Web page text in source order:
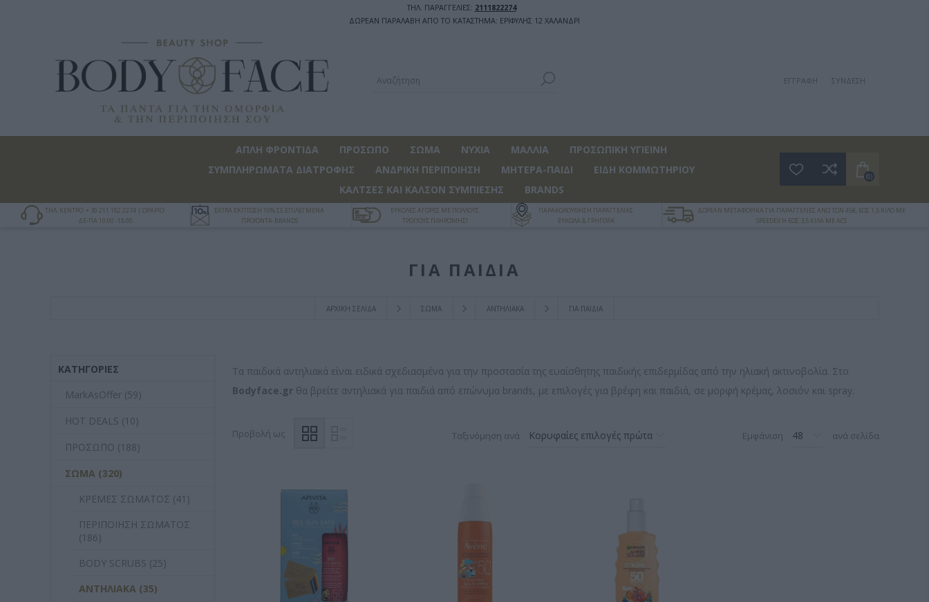
ΤΗΛ. ΠΑΡΑΓΓΕΛΙΕΣ: 2111822274
ΔΩΡΕΑΝ ΠΑΡΑΛΑΒΗ ΑΠΟ ΤΟ ΚΑΤΑΣΤΗΜΑ: ΕΡΙΦΥΛΗΣ 12 ΧΑΛΑΝΔΡΙ
ΕΓΓΡΑΦΉ ΣΎΝΔΕΣΗ
ΑΠΛΗ ΦΡΟΝΤΙΔΑ ΠΡΟΣΩΠΟ ΣΩΜΑ ΝΥΧΙΑ ΜΑΛΛΙΑ
ΠΡΟΣΩΠΙΚΗ ΥΓΙΕΙΝΗ
ΣΥΜΠΛΗΡΩΜΑΤΑ ΔΙΑΤΡΟΦΗΣ
ΑΝΔΡΙΚΗ ΠΕΡΙΠΟΙΗΣΗ ΜΗΤΕΡΑ-ΠΑΙΔΙ
ΕΙΔΗ ΚΟΜΜΩΤΗΡΙΟΥ
ΚΑΛΤΣΕΣ ΚΑΙ ΚΑΛΣΟΝ ΣΥΜΠΙΕΣΗΣ
BRANDS
(0)
ΤΗΛ. ΚΕΝΤΡΟ: + 30 211 182 2274 | ΩΡΑΡΙΟ:
ΔΕ-ΠΑ 10:00 -18:00
EXTRA ΕΚΠΤΩΣΗ 10% ΣΕ ΕΠΙΛΕΓΜΕΝΑ
ΠΡΟΪΟΝΤΑ-BRANDS
ΕΥΚΟΛΕΣ ΑΓΟΡΕΣ ΜΕ ΠΟΛΛΟΥΣ
ΤΡΟΠΟΥΣ ΠΛΗΡΩΜΗΣ!
ΠΑΡΑΚΟΛΟΥΘΗΣΗ ΠΑΡΑΓΓΕΛΙΑΣ
ΕΥΚΟΛΑ & ΓΡΗΓΟΡΑ
ΔΩΡΕΑΝ ΜΕΤΑΦΟΡΙΚΑ ΓΙΑ ΠΑΡΑΓΓΕΛΙΕΣ ΑΝΩ ΤΩΝ 45€, ΕΩΣ 1,5 ΚΙΛΟ ΜΕ
SPEEDEX Ή ΕΩΣ 3,5 ΚΙΛΑ ΜΕ ACS
ΑΡΧΙΚΉ ΣΕΛΊΔΑ ΣΩΜΑ ΑΝΤΗΛΙΑΚΑ ΓΙΑ ΠΑΙΔΙΑ
ΓΙΑ ΠΑΙΔΙΑ
Τα παιδικά αντηλιακά είναι ειδικά σχεδιασμένα για την προστασία της ευαίσθητης παιδικής επιδερμίδας από την ηλιακή ακτινοβολία. Στο
Bodyface.gr θα βρείτε αντηλιακά για παιδιά από επώνυμα brands, με επιλογές για βρέφη και παιδιά, σε μορφή κρέμας, λοσιόν και spray.
Προβολή ως Ταξινόμηση ανά Εμφάνιση ανά σελίδα
ΚΑΤΗΓΟΡΊΕΣ
MarkAsOffer (59)
HOT DEALS (10)
ΠΡΟΣΩΠΟ (188)
ΣΩΜΑ (320)
ΚΡΕΜΕΣ ΣΩΜΑΤΟΣ (41)
ΠΕΡΙΠΟΙΗΣΗ ΣΩΜΑΤΟΣ
(186)
BODY SCRUBS (25)
ΑΝΤΗΛΙΑΚΑ (35)